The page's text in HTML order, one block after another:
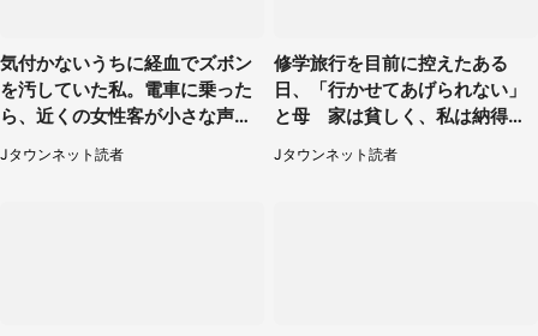
気付かないうちに経血でズボン
を汚していた私。電車に乗った
ら、近くの女性客が小さな声で
（千葉県・10代女性）
Jタウンネット読者
修学旅行を目前に控えたある
日、「行かせてあげられない」
と母 家は貧しく、私は納得し
たけれど...（北海道・70代以上
女性）
Jタウンネット読者